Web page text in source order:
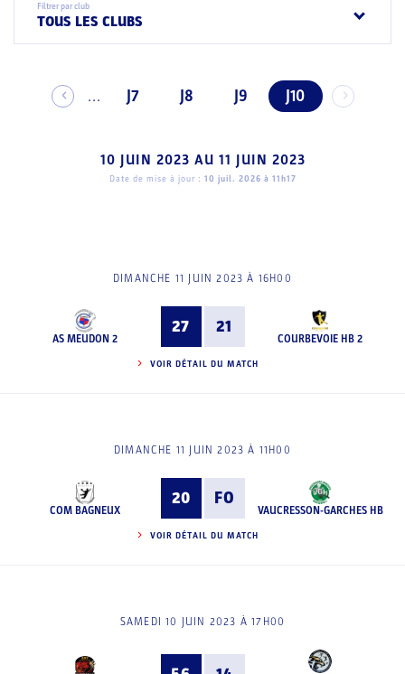
Filtrer par club
TOUS LES CLUBS
... J7 J8 J9 J10
10 JUIN 2023 AU 11 JUIN 2023
Date de mise à jour : 10 juil. 2026 à 11h17
DIMANCHE 11 JUIN 2023 À 16H00
AS MEUDON 2
27 21
COURBEVOIE HB 2
VOIR DÉTAIL DU MATCH
DIMANCHE 11 JUIN 2023 À 11H00
COM BAGNEUX
20 FO
VAUCRESSON-GARCHES HB
VOIR DÉTAIL DU MATCH
SAMEDI 10 JUIN 2023 À 17H00